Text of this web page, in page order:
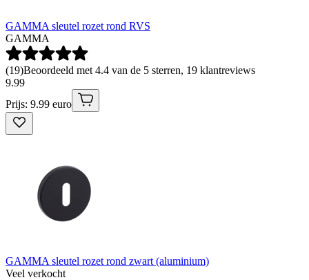
GAMMA sleutel rozet rond RVS
GAMMA
(19)Beoordeeld met 4.4 van de 5 sterren, 19 klantreviews
9.99
Prijs: 9.99 euro
GAMMA sleutel rozet rond zwart (aluminium)
Veel verkocht